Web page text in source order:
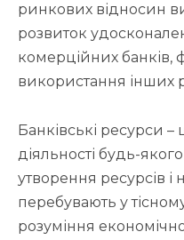
ринкових відносин
розвиток
комерційних банків,
використання інших
Банківські ресурси
діяльності будь-
утворення ресурсів і
перебувають у
розуміння